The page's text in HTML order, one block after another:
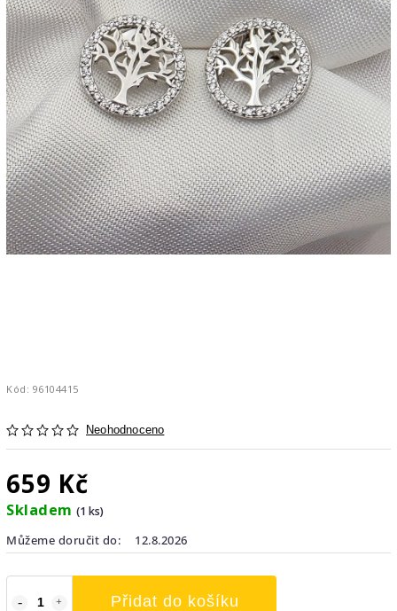
Kód: 96104415
Neohodnoceno
659 Kč
Skladem (1 ks)
Můžeme doručit do:
12.8.2026
Přidat do košíku